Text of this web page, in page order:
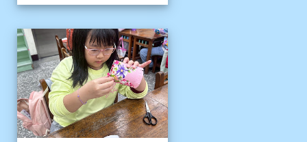
客語冬令營